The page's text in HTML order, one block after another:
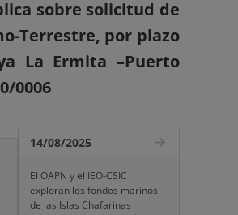
sobre solicitud de
Terrestre, por plazo
La Ermita –Puerto
0006
14/08/2025
El OAPN y el IEO-CSIC
exploran los fondos marinos
de las Islas Chafarinas